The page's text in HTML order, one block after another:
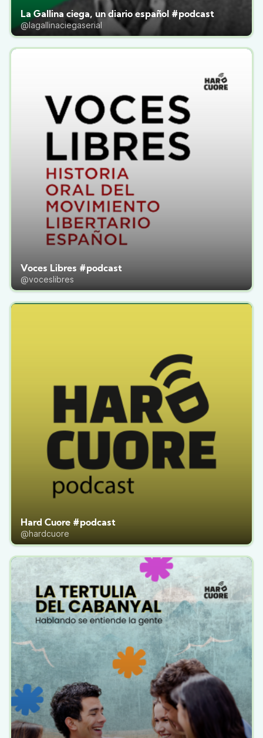
La Gallina ciega, un diario español #podcast
@lagallinaciegaserial
Voces Libres #podcast
@voceslibres
Hard Cuore #podcast
@hardcuore